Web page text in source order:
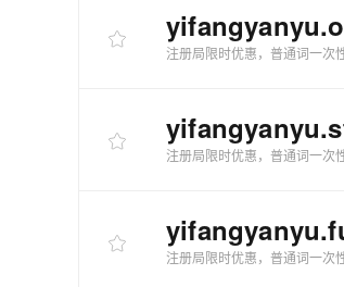
yifangyanyu
注册局限时优惠，普通词一次
yifangyanyu
注册局限时优惠，普通词一次
yifangyanyu
注册局限时优惠，普通词一次